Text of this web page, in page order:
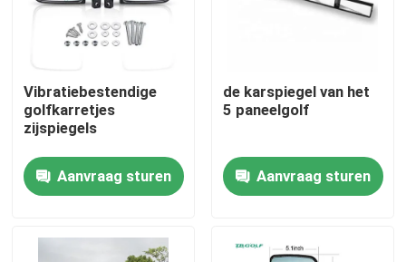
Vibratiebestendige
golfkarretjes
zijspiegels
Aanvraag sturen
de karspiegel van het
5 paneelgolf
Aanvraag sturen